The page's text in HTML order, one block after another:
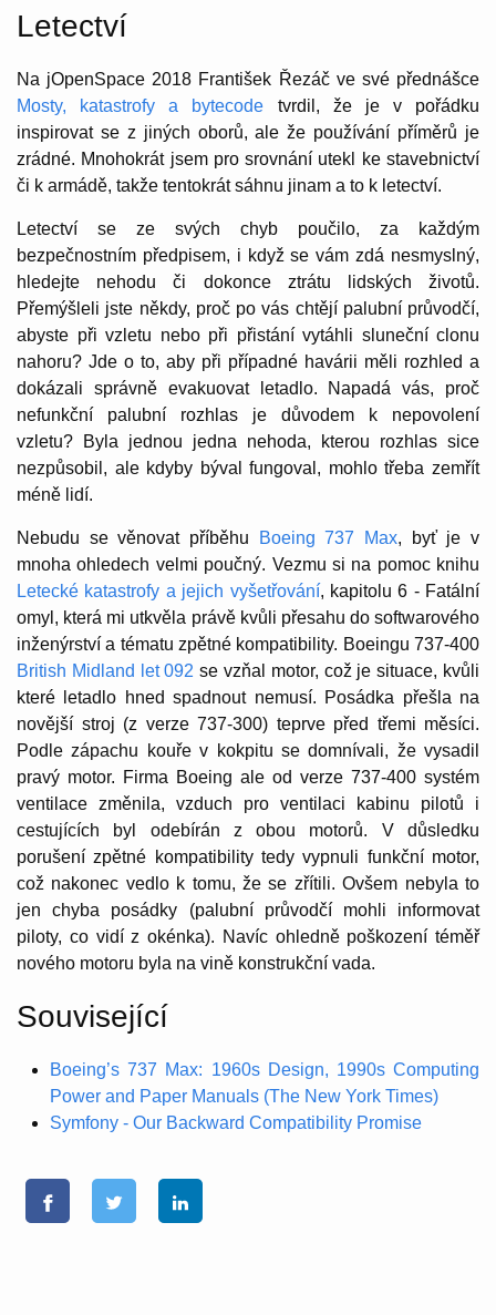
Letectví
Na jOpenSpace 2018 František Řezáč ve své přednášce
Mosty, katastrofy a bytecode tvrdil, že je v pořádku
inspirovat se z jiných oborů, ale že používání příměrů je
zrádné. Mnohokrát jsem pro srovnání utekl ke stavebnictví
či k armádě, takže tentokrát sáhnu jinam a to k letectví.
Letectví se ze svých chyb poučilo, za každým
bezpečnostním předpisem, i když se vám zdá nesmyslný,
hledejte nehodu či dokonce ztrátu lidských životů.
Přemýšleli jste někdy, proč po vás chtějí palubní průvodčí,
abyste při vzletu nebo při přistání vytáhli sluneční clonu
nahoru? Jde o to, aby při případné havárii měli rozhled a
dokázali správně evakuovat letadlo. Napadá vás, proč
nefunkční palubní rozhlas je důvodem k nepovolení
vzletu? Byla jednou jedna nehoda, kterou rozhlas sice
nezpůsobil, ale kdyby býval fungoval, mohlo třeba zemřít
méně lidí.
Nebudu se věnovat příběhu Boeing 737 Max, byť je v
mnoha ohledech velmi poučný. Vezmu si na pomoc knihu
Letecké katastrofy a jejich vyšetřování, kapitolu 6 - Fatální
omyl, která mi utkvěla právě kvůli přesahu do softwarového
inženýrství a tématu zpětné kompatibility. Boeingu 737-400
British Midland let 092 se vzňal motor, což je situace, kvůli
které letadlo hned spadnout nemusí. Posádka přešla na
novější stroj (z verze 737-300) teprve před třemi měsíci.
Podle zápachu kouře v kokpitu se domnívali, že vysadil
pravý motor. Firma Boeing ale od verze 737-400 systém
ventilace změnila, vzduch pro ventilaci kabinu pilotů i
cestujících byl odebírán z obou motorů. V důsledku
porušení zpětné kompatibility tedy vypnuli funkční motor,
což nakonec vedlo k tomu, že se zřítili. Ovšem nebyla to
jen chyba posádky (palubní průvodčí mohli informovat
piloty, co vidí z okénka). Navíc ohledně poškození téměř
nového motoru byla na vině konstrukční vada.
Související
Boeing’s 737 Max: 1960s Design, 1990s Computing
Power and Paper Manuals (The New York Times)
Symfony - Our Backward Compatibility Promise